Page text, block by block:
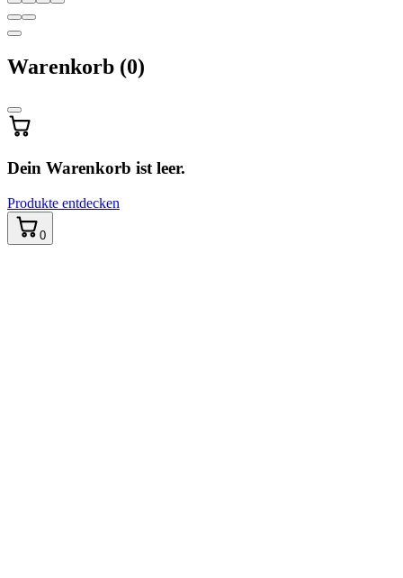
Warenkorb
wird
…
Warenkorb (0)
Dein Warenkorb ist leer.
Produkte entdecken
0